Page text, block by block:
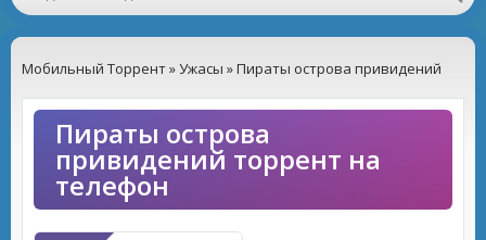
Мобильный Торрент»Ужасы » Пираты острова привидений
Пираты острова
привидений торрент на
телефон